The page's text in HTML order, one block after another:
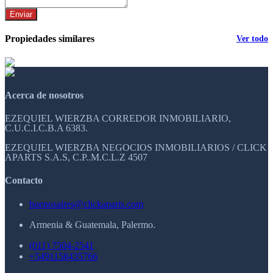
Enviar
Propiedades similares Ver todo
Acerca de nosotros
EZEQUIEL WIERZBA CORREDOR INMOBILIARIO,
C.U.C.I.C.B.A 6383.
EZEQUIEL WIERZBA NEGOCIOS INMOBILIARIOS / CLICK
APARTS S.A.S, C.P..M.C.L.Z 4507
Contacto
buenosaires@clickaparts.com
Armenia & Guatemala, Palermo.
(011) 7504-2541
+5491158435766